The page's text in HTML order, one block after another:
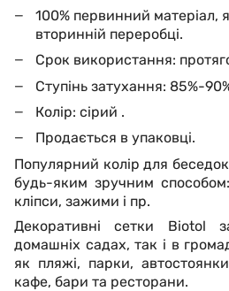
100% первинний матеріал,
вторинній переробці.
Срок використання:
Ступінь затухання: 85%-
Колір: сірий .
Продається в упаковці.
Популярний колір для
будь-яким зручним
кліпси, зажими і пр.
Декоративні сетки Biotol
домашніх садах, так і в
як пляжі, парки,
кафе, бари та ресторани.